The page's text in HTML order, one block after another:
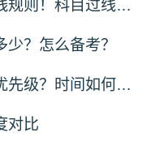
MBA初试单科线和总分线规则！科目过线标准
？怎么备考？
MBA初试科目备考怎么优先级？时间如何分配？
对比